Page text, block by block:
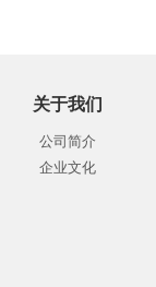
关于我们
公司简介
企业文化